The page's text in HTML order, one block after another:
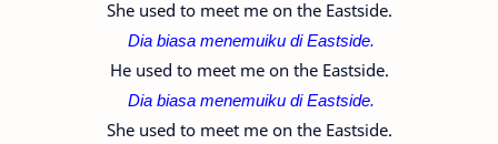
She used to meet me on the Eastside.
Dia biasa menemuiku diEastside.
He used to meet me on the Eastside.
Dia biasa menemuiku diEastside.
She used to meet me on the Eastside.